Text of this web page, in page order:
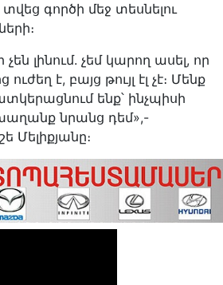
գործի մեջ տեսնելու
չեն լինում. չեմ կարող ասել, որ
է, բայց թույլ էլ չէ։ Մենք
ենք՝ ինչպիսի
նրանց դեմ»,-
Մելիքյանը։